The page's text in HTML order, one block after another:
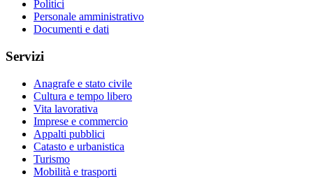
Politici
Personale amministrativo
Documenti e dati
Servizi
Anagrafe e stato civile
Cultura e tempo libero
Vita lavorativa
Imprese e commercio
Appalti pubblici
Catasto e urbanistica
Turismo
Mobilità e trasporti